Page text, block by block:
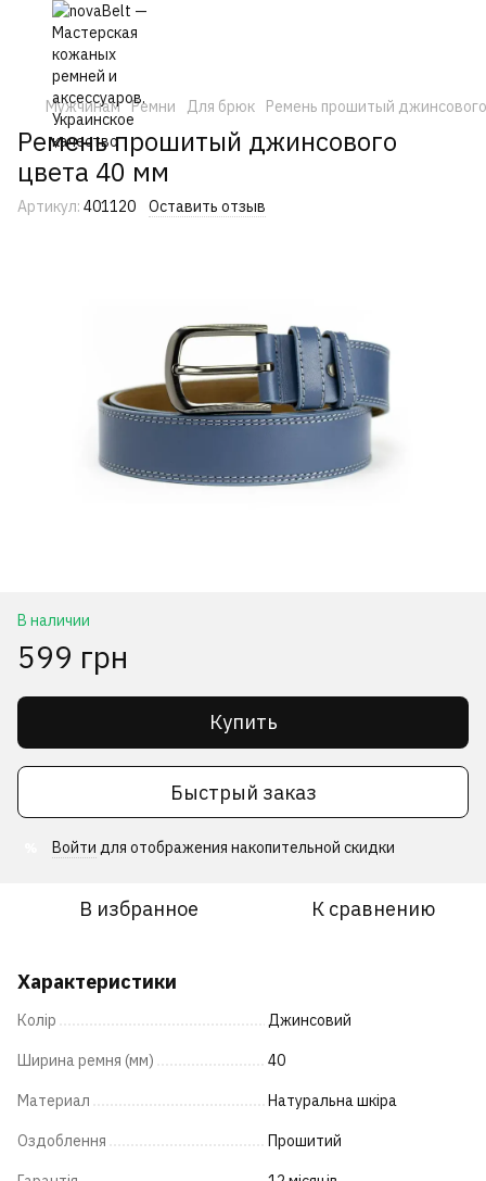
Мужчинам Ремни Для брюк Ремень прошитый
Ремень прошитый джинсового
цвета 40 мм
Артикул: 401120 Оставить отзыв
В наличии
599 грн
Купить
Быстрый заказ
Войти для отображения накопительной скидки
В избранное К сравнению
Характеристики
Колір Джинсовий
Ширина ремня (мм) 40
Материал Натуральна шкіра
Оздоблення Прошитий